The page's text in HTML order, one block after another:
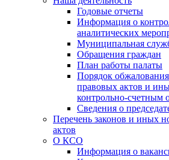
Годовые отчеты
Информация о
аналитических
Муниципальная
Обращения граждан
План работы палаты
Порядок
правовых актов и
контрольно-счетным
Сведения о
Перечень законов и иных
актов
О КСО
Информация о